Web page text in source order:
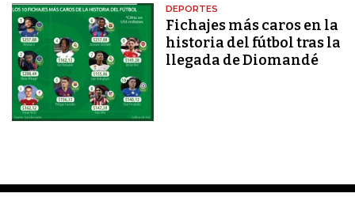
DEPORTES
Fichajes más caros en la
historia del fútbol tras la
llegada de Diomandé